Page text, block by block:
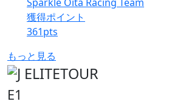
獲得ポイント
361pts
もっと見る
E1